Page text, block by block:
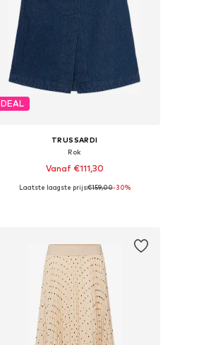
DEAL
TRUSSARDI
Rok
Vanaf €111,30
Beschikbare maten: 34, 36, 38, 40
Laatste laagste prijs:€159,00-30%